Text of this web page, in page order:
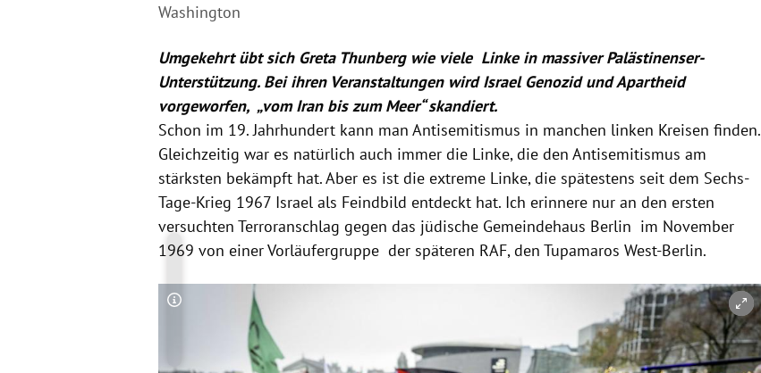
Washington
Umgekehrt übt sich Greta Thunberg wie viele Linke in massiver Palästinenser-
Unterstützung. Bei ihren Veranstaltungen wird Israel Genozid und Apartheid
vorgeworfen, „vom Iran bis zum Meer“ skandiert.
Schon im 19. Jahrhundert kann man Antisemitismus in manchen linken Kreisen finden.
Gleichzeitig war es natürlich auch immer die Linke, die den Antisemitismus am
stärksten bekämpft hat. Aber es ist die extreme Linke, die spätestens seit dem Sechs-
Tage-Krieg 1967 Israel als Feindbild entdeckt hat. Ich erinnere nur an den ersten
versuchten Terroranschlag gegen das jüdische Gemeindehaus Berlin im November
1969 von einer Vorläufergruppe der späteren RAF, den Tupamaros West-Berlin.
Copyright-Hinweis öffnen/schließen